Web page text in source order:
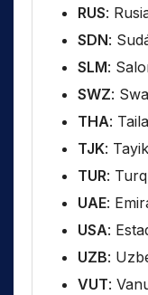
RUS:
SDN:
SLM:
SWZ:
THA:
TJK:
TUR:
UAE:
USA:
UZB:
VUT: